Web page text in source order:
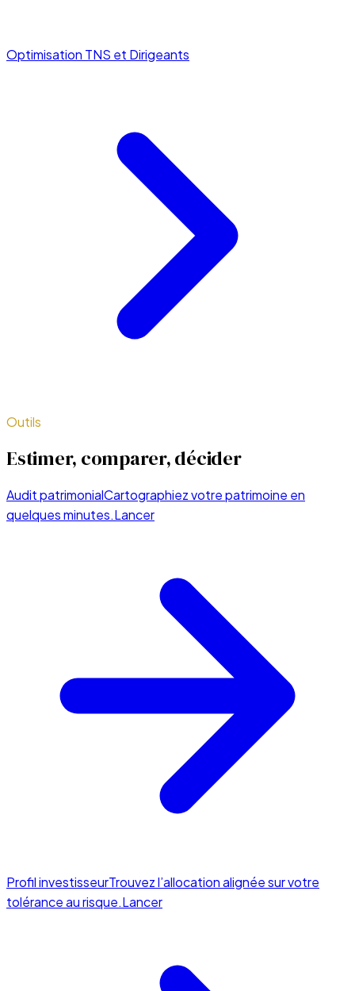
Optimisation TNS et Dirigeants
Outils
Estimer, comparer, décider
Audit patrimonialCartographiez votre patrimoine en
quelques minutes.Lancer
Profil investisseurTrouvez l’allocation alignée sur votre
tolérance au risque.Lancer